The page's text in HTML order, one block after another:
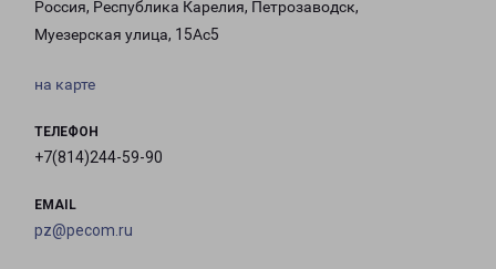
Россия, Республика Карелия, Петрозаводск,
Муезерская улица, 15Ас5
на карте
ТЕЛЕФОН
+7(814)244-59-90
EMAIL
pz@pecom.ru